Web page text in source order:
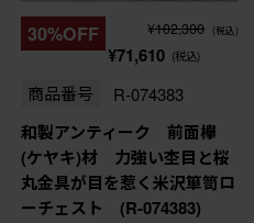
30%OFF ¥102,300 (税込)
¥71,610 (税込)
商品番号 R-074383
和製アンティーク 前面欅
(ケヤキ)材 力強い杢目と桜
丸金具が目を惹く米沢箪笥ロ
ーチェスト (R-074383)